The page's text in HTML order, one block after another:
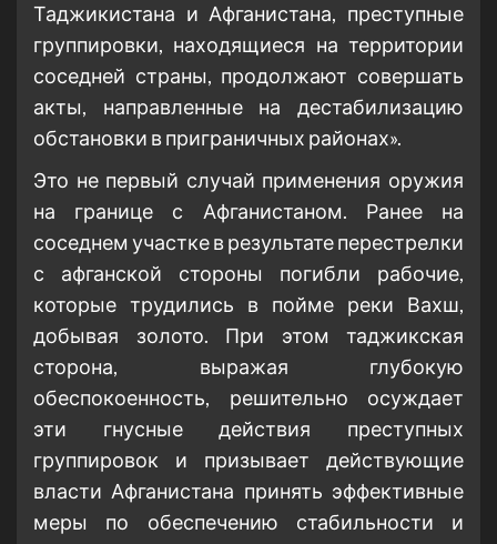
Таджикистана и Афганистана, преступные
группировки, находящиеся на территории
соседней страны, продолжают совершать
акты, направленные на дестабилизацию
обстановки в приграничных районах».
Это не первый случай применения оружия
на границе с Афганистаном. Ранее на
соседнем участке в результате перестрелки
с афганской стороны погибли рабочие,
которые трудились в пойме реки Вахш,
добывая золото. При этом таджикская
сторона, выражая глубокую
обеспокоенность, решительно осуждает
эти гнусные действия преступных
группировок и призывает действующие
власти Афганистана принять эффективные
меры по обеспечению стабильности и